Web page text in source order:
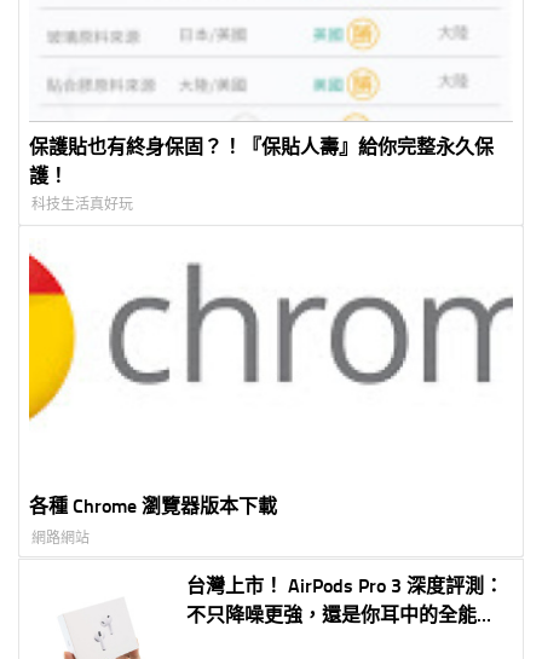
保護貼也有終身保固？！『保貼人壽』給你完整永久保
護！
科技生活真好玩
各種 Chrome 瀏覽器版本下載
網路網站
台灣上市！ AirPods Pro 3 深度評測：
不只降噪更強，還是你耳中的全能助